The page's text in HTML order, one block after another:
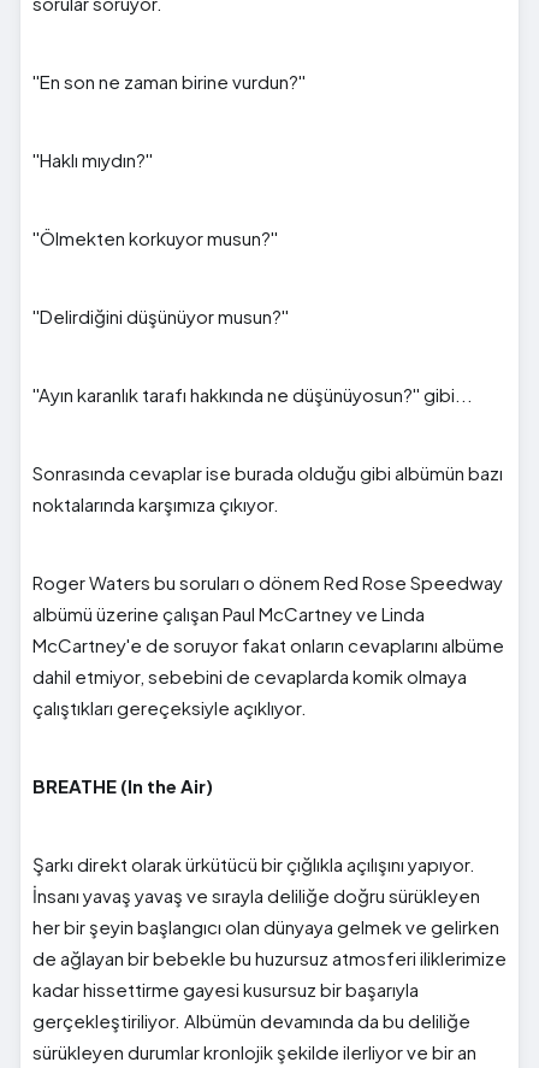
''En son ne zaman birine vurdun?''
''Haklı mıydın?''
''Ölmekten korkuyor musun?''
''Delirdiğini düşünüyor musun?''
''Ayın karanlık tarafı hakkında ne düşünüyosun?'' gibi...
Sonrasında cevaplar ise burada olduğu gibi albümün bazı
noktalarında karşımıza çıkıyor.
Roger Waters bu soruları o dönem Red Rose Speedway
albümü üzerine çalışan Paul McCartney ve Linda
McCartney'e de soruyor fakat onların cevaplarını albüme
dahil etmiyor, sebebini de cevaplarda komik olmaya
çalıştıkları gereçeksiyle açıklıyor.
BREATHE (In the Air)
Şarkı direkt olarak ürkütücü bir çığlıkla açılışını yapıyor.
İnsanı yavaş yavaş ve sırayla deliliğe doğru sürükleyen
her bir şeyin başlangıcı olan dünyaya gelmek ve gelirken
de ağlayan bir bebekle bu huzursuz atmosferi iliklerimize
kadar hissettirme gayesi kusursuz bir başarıyla
gerçekleştiriliyor. Albümün devamında da bu deliliğe
sürükleyen durumlar kronlojik şekilde ilerliyor ve bir an